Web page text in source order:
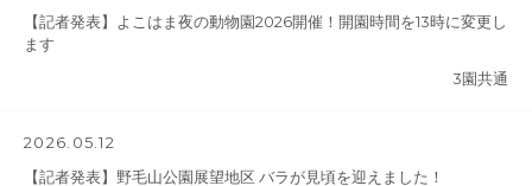
【記者発表】よこはま夜の動物園2026開催！開園時間を13時に変更し
ます
3園共通
2026.05.12
【記者発表】野毛山公園展望地区 バラが見頃を迎えました！